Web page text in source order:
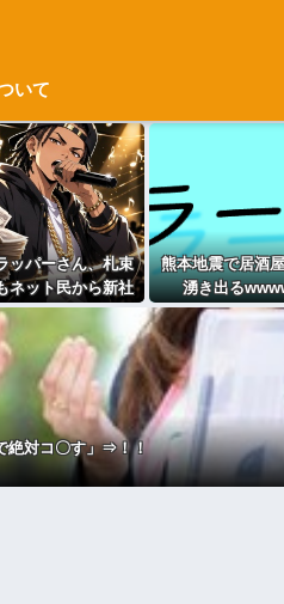
いて
ッパーさん、札束
ネット民から新社
ーナスくらいしか
と笑われる
熊本地震で居酒
湧き出る
絶対コ〇す」⇒！！